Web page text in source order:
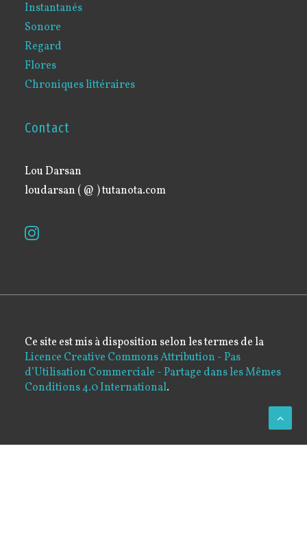
Instantanés
Sonore
Regard
Flores
Chroniques littéraires
Contact
Lou Darsan
loudarsan ( @ ) tutanota.com
Ce site est mis à disposition selon les termes de la
Licence Creative Commons Attribution - Pas
d’Utilisation Commerciale - Partage dans les Mêmes
Conditions 4.0 International.